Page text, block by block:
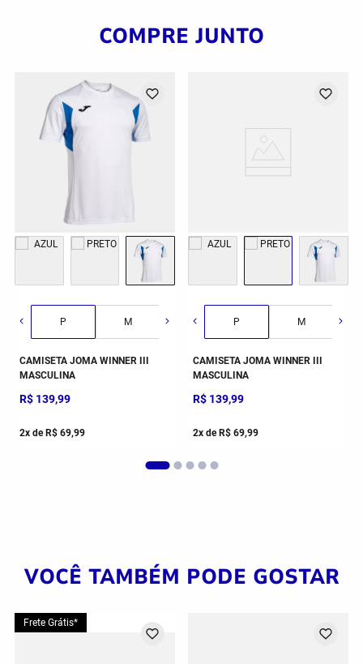
COMPRE JUNTO
G GG 2GG/3G
P M G
CAMISETA JOMA WINNER III
MASCULINA
R$ 139,99
2x deR$ 69,99
P M
CAMISETA JOMA WINNER III
MASCULINA
R$ 139,99
2x deR$ 69,99
VOCÊ TAMBÉM PODE GOSTAR
Frete Grátis*